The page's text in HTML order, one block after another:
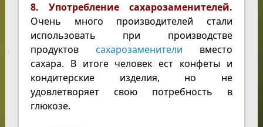
8. Употребление сахарозаменителей.
Очень много производителей стали
использовать при производстве
продуктов сахарозаменители вместо
сахара. В итоге человек ест конфеты и
кондитерские изделия, но не
удовлетворяет свою потребность в
глюкозе.